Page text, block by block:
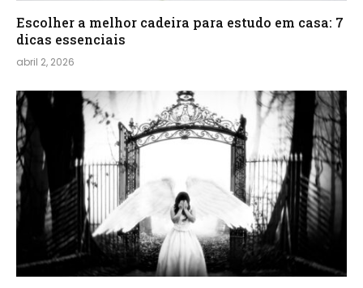
Escolher a melhor cadeira para estudo em casa: 7
dicas essenciais
abril 2, 2026